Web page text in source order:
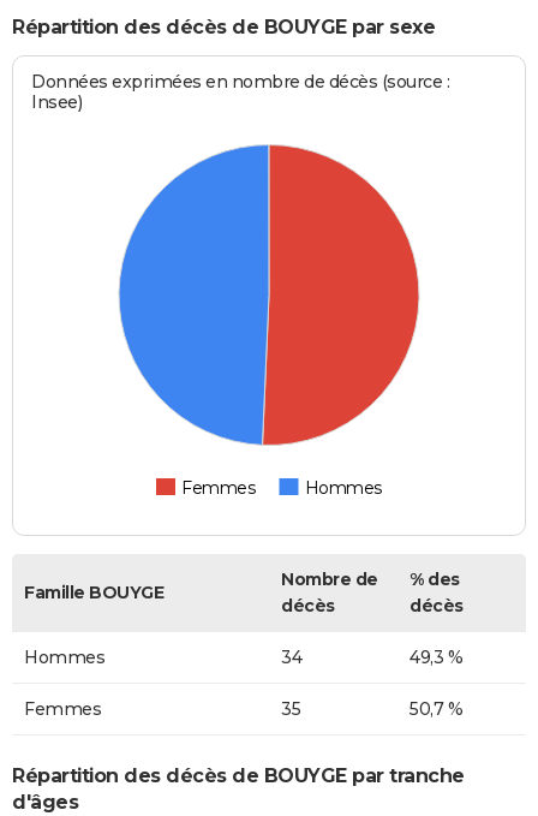
Répartition des décès de BOUYGE par sexe
Données exprimées en nombre de décès (source :
Insee)
Femmes Hommes
Famille BOUYGE
Nombre de
décès
% des
décès
Hommes 34 49,3 %
Femmes 35 50,7 %
Répartition des décès de BOUYGE par tranche
d'âges